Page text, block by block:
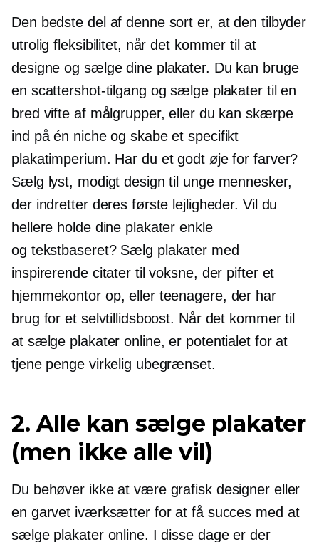
Den bedste del af denne sort er, at den tilbyder
utrolig fleksibilitet, når det kommer til at
designe og sælge dine plakater. Du kan bruge
en scattershot-tilgang og sælge plakater til en
bred vifte af målgrupper, eller du kan skærpe
ind på én niche og skabe et specifikt
plakatimperium. Har du et godt øje for farver?
Sælg lyst, modigt design til unge mennesker,
der indretter deres første lejligheder. Vil du
hellere holde dine plakater enkle
og tekstbaseret?Sælg plakater med
inspirerende citater til voksne, der pifter et
hjemmekontor op, eller teenagere, der har
brug for et selvtillidsboost. Når det kommer til
at sælge plakater online, er potentialet for at
tjene penge virkelig ubegrænset.
2. Alle kan sælge plakater
(men ikke alle vil)
Du behøver ikke at være grafisk designer eller
en garvet iværksætter for at få succes med at
sælge plakater online. I disse dage er der